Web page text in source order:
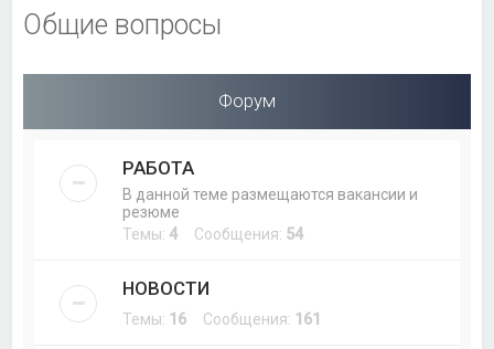
Общие вопросы
Форум
РАБОТА
В данной теме размещаются вакансии и
резюме
Темы:4 Сообщения: 54
НОВОСТИ
Темы: 16 Сообщения: 161